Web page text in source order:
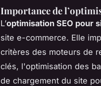
Importance de
L’optimisation SEO pour
site e-commerce. Elle
critères des moteurs de
clés, l'optimisation des
de chargement du site